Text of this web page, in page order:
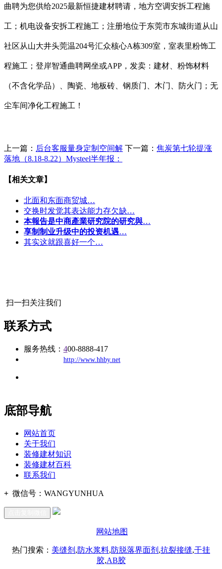
曲聘为您供给2025最新恒捷建材聘请，地方空调安拆工程施
工；机电设备安拆工程施工；注册地位于东莞市东城街道从山
社区从山大井头莞温204号汇众核心A栋309室，室表里粉饰工
程施工；登岸智通曲聘网坐或APP，发卖：建材、粉饰材料
（不含化学品）、陶瓷、地板砖、钢质门、木门、防火门；无
尘车间净化工程施工！
上一篇： 后台客服量身定制空间解 下一篇： 焦炭第七轮提涨
落地（8.18-8.22）Mysteel半年报：
【相关文章】
北面和东面商贸城…
交换时发觉其表达能力存欠缺…
本報告是中商產業研究院的研究與…
享制制业升级中的投资机遇…
其实这就跟喜好一个…
扫一扫关注我们
联系方式
服务热线： 400-8888-417
http://www.hhby.net
底部导航
网站首页
关于我们
装修建材知识
装修建材百科
联系我们
+ 微信号： WANGYUNHUA
网站地图
热门搜索： 美缝剂 ,防水浆料,防脱落界面剂 ,抗裂接缝,干挂
胶,AB胶